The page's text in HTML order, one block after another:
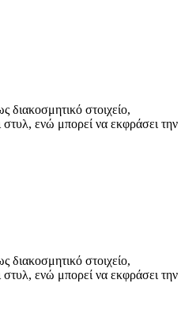
διακοσμητικό στοιχείο,
στυλ, ενώ μπορεί να εκφράσει την
διακοσμητικό στοιχείο,
στυλ, ενώ μπορεί να εκφράσει την